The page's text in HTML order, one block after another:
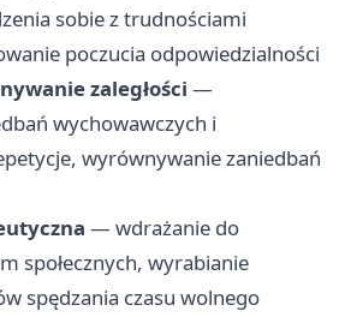
sobie z trudnościami
poczucia odpowiedzialności
zaległości —
wychowawczych i
wyrównywanie zaniedbań
— wdrażanie do
społecznych, wyrabianie
spędzania czasu wolnego